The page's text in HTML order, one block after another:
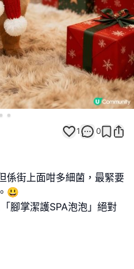
1 0
係街上面咁多細菌，最緊要
😃
腳掌潔護SPA泡泡」絕對